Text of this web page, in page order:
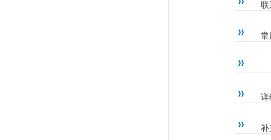
联
常
详
补